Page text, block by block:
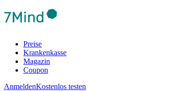
Preise
Krankenkasse
Magazin
Coupon
AnmeldenKostenlos testen